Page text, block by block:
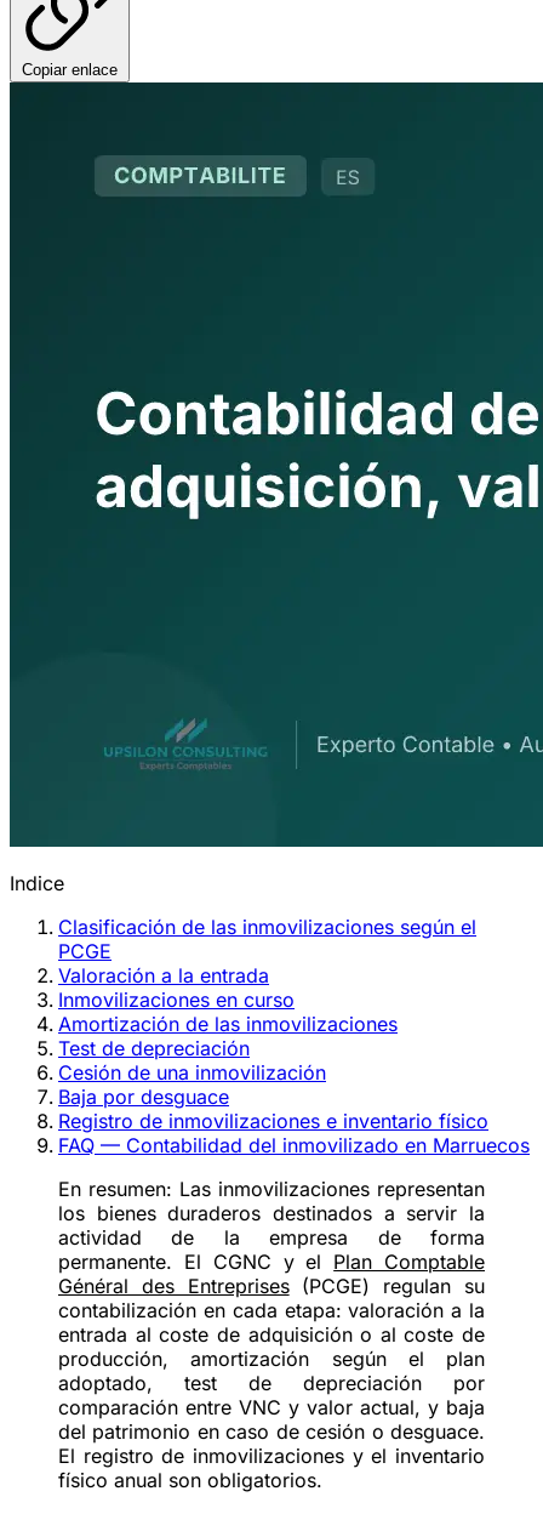
Copiar enlace
Indice
Clasificación de las inmovilizaciones según el
PCGE
Valoración a la entrada
Inmovilizaciones en curso
Amortización de las inmovilizaciones
Test de depreciación
Cesión de una inmovilización
Baja por desguace
Registro de inmovilizaciones e inventario físico
FAQ — Contabilidad del inmovilizado en Marruecos
En resumen: Las inmovilizaciones representan
los bienes duraderos destinados a servir la
actividad de la empresa de forma
permanente. El CGNC y el Plan Comptable
Général des Entreprises(PCGE) regulan su
contabilización en cada etapa: valoración a la
entrada alcoste de adquisicióno alcoste de
producción, amortización según el plan
adoptado, test de depreciación por
comparación entre VNC y valor actual, y baja
del patrimonio en caso de cesión o desguace.
El registro de inmovilizaciones y el inventario
físico anual son obligatorios.